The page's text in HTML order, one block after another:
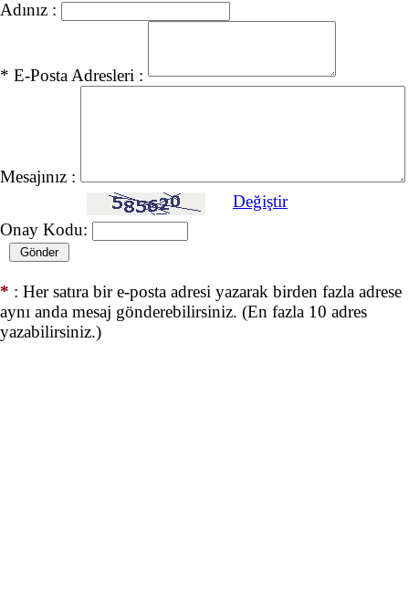
Adınız :
* E-Posta Adresleri :
Mesajınız :
Değiştir
Onay Kodu:
* : Her satıra bir e-posta adresi yazarak birden fazla adrese
aynı anda mesaj gönderebilirsiniz. (En fazla 10 adres
yazabilirsiniz.)